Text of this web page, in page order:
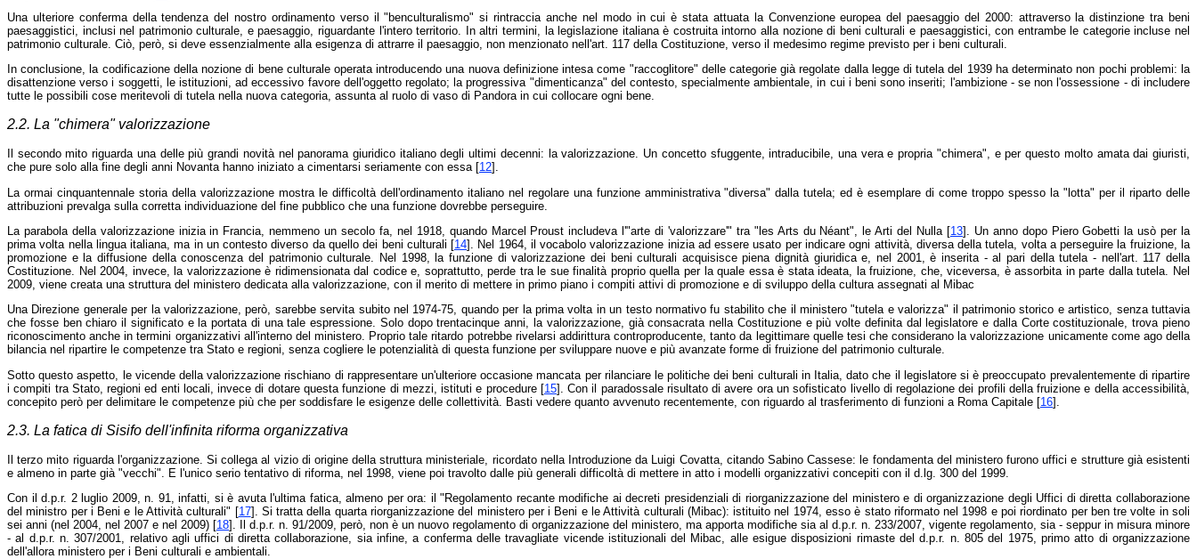
Una ulteriore conferma della tendenza del nostro ordinamento verso il "benculturalismo" si rintraccia anche nel modo in cui è stata attuata la Convenzione europea del paesaggio del 2000: attraverso la distinzione tra beni
paesaggistici, inclusi nel patrimonio culturale, e paesaggio, riguardante l'intero territorio. In altri termini, la legislazione italiana è costruita intorno alla nozione di beni culturali e paesaggistici, con entrambe le categorie incluse nel
patrimonio culturale. Ciò, però, si deve essenzialmente alla esigenza di attrarre il paesaggio, non menzionato nell'art. 117 della Costituzione, verso il medesimo regime previsto per i beni culturali.
In conclusione, la codificazione della nozione di bene culturale operata introducendo una nuova definizione intesa come "raccoglitore" delle categorie già regolate dalla legge di tutela del 1939 ha determinato non pochi problemi: la
disattenzione verso i soggetti, le istituzioni, ad eccessivo favore dell'oggetto regolato; la progressiva "dimenticanza" del contesto, specialmente ambientale, in cui i beni sono inseriti; l'ambizione - se non l'ossessione - di includere
tutte le possibili cose meritevoli di tutela nella nuova categoria, assunta al ruolo di vaso di Pandora in cui collocare ogni bene.
2.2. La "chimera" valorizzazione
Il secondo mito riguarda una delle più grandi novità nel panorama giuridico italiano degli ultimi decenni: la valorizzazione. Un concetto sfuggente, intraducibile, una vera e propria "chimera", e per questo molto amata dai giuristi,
che pure solo alla fine degli anni Novanta hanno iniziato a cimentarsi seriamente con essa [12].
La ormai cinquantennale storia della valorizzazione mostra le difficoltà dell'ordinamento italiano nel regolare una funzione amministrativa "diversa" dalla tutela; ed è esemplare di come troppo spesso la "lotta" per il riparto delle
attribuzioni prevalga sulla corretta individuazione del fine pubblico che una funzione dovrebbe perseguire.
La parabola della valorizzazione inizia in Francia, nemmeno un secolo fa, nel 1918, quando Marcel Proust includeva l'"arte di 'valorizzare'" tra "les Arts du Néant", le Arti del Nulla [13]. Un anno dopo Piero Gobetti la usò per la
prima volta nella lingua italiana, ma in un contesto diverso da quello dei beni culturali [14]. Nel 1964, il vocabolo valorizzazione inizia ad essere usato per indicare ogni attività, diversa della tutela, volta a perseguire la fruizione, la
promozione e la diffusione della conoscenza del patrimonio culturale. Nel 1998, la funzione di valorizzazione dei beni culturali acquisisce piena dignità giuridica e, nel 2001, è inserita - al pari della tutela - nell'art. 117 della
Costituzione. Nel 2004, invece, la valorizzazione è ridimensionata dal codice e, soprattutto, perde tra le sue finalità proprio quella per la quale essa è stata ideata, la fruizione, che, viceversa, è assorbita in parte dalla tutela. Nel
2009, viene creata una struttura del ministero dedicata alla valorizzazione, con il merito di mettere in primo piano i compiti attivi di promozione e di sviluppo della cultura assegnati al Mibac
Una Direzione generale per la valorizzazione, però, sarebbe servita subito nel 1974-75, quando per la prima volta in un testo normativo fu stabilito che il ministero "tutela e valorizza" il patrimonio storico e artistico, senza tuttavia
che fosse ben chiaro il significato e la portata di una tale espressione. Solo dopo trentacinque anni, la valorizzazione, già consacrata nella Costituzione e più volte definita dal legislatore e dalla Corte costituzionale, trova pieno
riconoscimento anche in termini organizzativi all'interno del ministero. Proprio tale ritardo potrebbe rivelarsi addirittura controproducente, tanto da legittimare quelle tesi che considerano la valorizzazione unicamente come ago della
bilancia nel ripartire le competenze tra Stato e regioni, senza cogliere le potenzialità di questa funzione per sviluppare nuove e più avanzate forme di fruizione del patrimonio culturale.
Sotto questo aspetto, le vicende della valorizzazione rischiano di rappresentare un'ulteriore occasione mancata per rilanciare le politiche dei beni culturali in Italia, dato che il legislatore si è preoccupato prevalentemente di ripartire
i compiti tra Stato, regioni ed enti locali, invece di dotare questa funzione di mezzi, istituti e procedure [15]. Con il paradossale risultato di avere ora un sofisticato livello di regolazione dei profili della fruizione e della accessibilità,
concepito però per delimitare le competenze più che per soddisfare le esigenze delle collettività. Basti vedere quanto avvenuto recentemente, con riguardo al trasferimento di funzioni a Roma Capitale [16].
2.3. La fatica di Sisifo dell'infinita riforma organizzativa
Il terzo mito riguarda l'organizzazione. Si collega al vizio di origine della struttura ministeriale, ricordato nella Introduzione da Luigi Covatta, citando Sabino Cassese: le fondamenta del ministero furono uffici e strutture già esistenti
e almeno in parte già "vecchi". E l'unico serio tentativo di riforma, nel 1998, viene poi travolto dalle più generali difficoltà di mettere in atto i modelli organizzativi concepiti con il d.lg. 300 del 1999.
Con il d.p.r. 2 luglio 2009, n. 91, infatti, si è avuta l'ultima fatica, almeno per ora: il "Regolamento recante modifiche ai decreti presidenziali di riorganizzazione del ministero e di organizzazione degli Uffici di diretta collaborazione
del ministro per i Beni e le Attività culturali" [17]. Si tratta della quarta riorganizzazione del ministero per i Beni e le Attività culturali (Mibac): istituito nel 1974, esso è stato riformato nel 1998 e poi riordinato per ben tre volte in soli
sei anni (nel 2004, nel 2007 e nel 2009) [18]. Il d.p.r. n. 91/2009, però, non è un nuovo regolamento di organizzazione del ministero, ma apporta modifiche sia al d.p.r. n. 233/2007, vigente regolamento, sia - seppur in misura minore
- al d.p.r. n. 307/2001, relativo agli uffici di diretta collaborazione, sia infine, a conferma delle travagliate vicende istituzionali del Mibac, alle esigue disposizioni rimaste del d.p.r. n. 805 del 1975, primo atto di organizzazione
dell'allora ministero per i Beni culturali e ambientali.